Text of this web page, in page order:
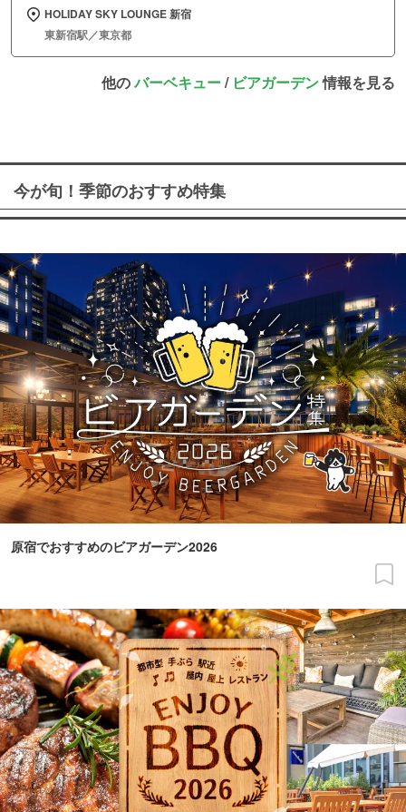
HOLIDAY SKY LOUNGE 新宿
東新宿駅／東京都
他のバーベキュー/ ビアガーデン情報を見る
今が旬！季節のおすすめ特集
原宿でおすすめのビアガーデン2026